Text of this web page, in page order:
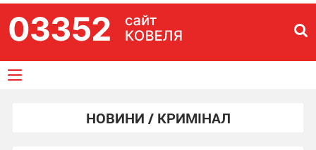
НОВИНИ / КРИМІНАЛ